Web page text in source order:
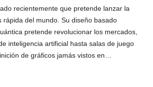
recientemente que pretende lanzar la
rápida del mundo. Su diseño basado
pretende revolucionar los mercados,
inteligencia artificial hasta salas de juego
de gráficos jamás vistos en…